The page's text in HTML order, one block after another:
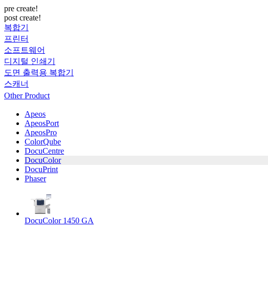
pre create!
post create!
복합기
프린터
소프트웨어
디지털 인쇄기
도면 출력용 복합기
스캐너
Other Product
Apeos
ApeosPort
ApeosPro
ColorQube
DocuCentre
DocuColor
DocuPrint
Phaser
DocuColor 1450 GA